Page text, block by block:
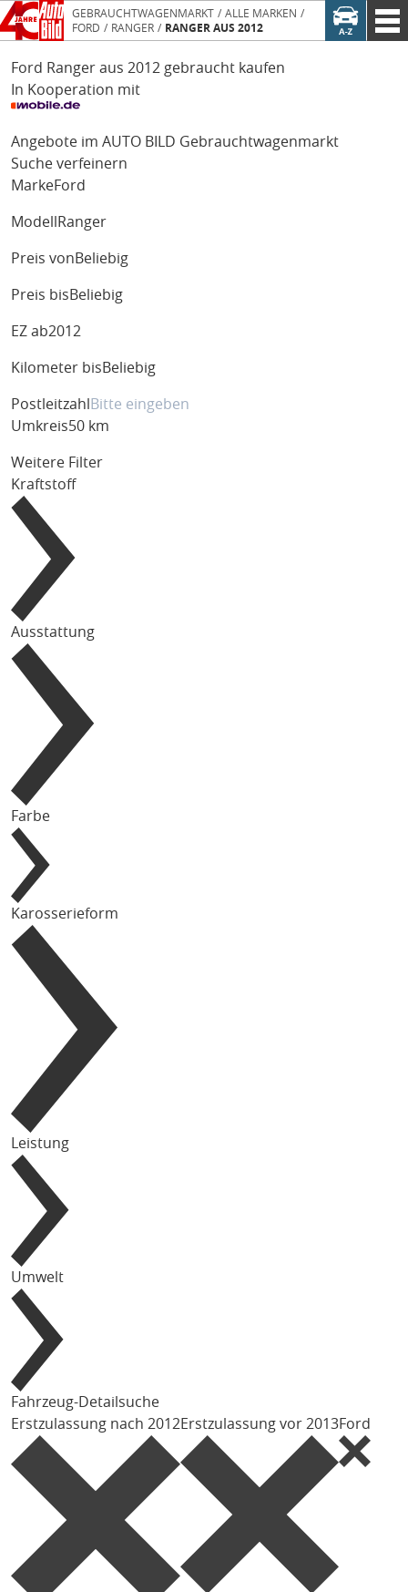
GEBRAUCHTWAGENMARKT
ALLE MARKEN
FORD
RANGER RANGER AUS 2012
Ford Ranger aus 2012 gebraucht kaufen
In Kooperation mit
Angebote im AUTO BILD Gebrauchtwagenmarkt
Suche verfeinern
MarkeFord
Modell Ranger
Preis von Beliebig
Preis bis Beliebig
EZ ab2012
Kilometer bis Beliebig
Postleitzahl
Umkreis50 km
Weitere Filter
Kraftstoff
Ausstattung
Farbe
Karosserieform
Leistung
Umwelt
Fahrzeug-Detailsuche
Erstzulassung nach 2012Erstzulassung vor 2013Ford